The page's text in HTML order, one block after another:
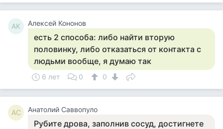
АК Алексей Кононов
есть 2 способа: либо найти вторую
половинку, либо отказаться от контакта с
людьми вообще, я думаю так
6 лет 0 0
АС Анатолий Саввопуло
Рубите дрова, заполнив сосуд, достигнете